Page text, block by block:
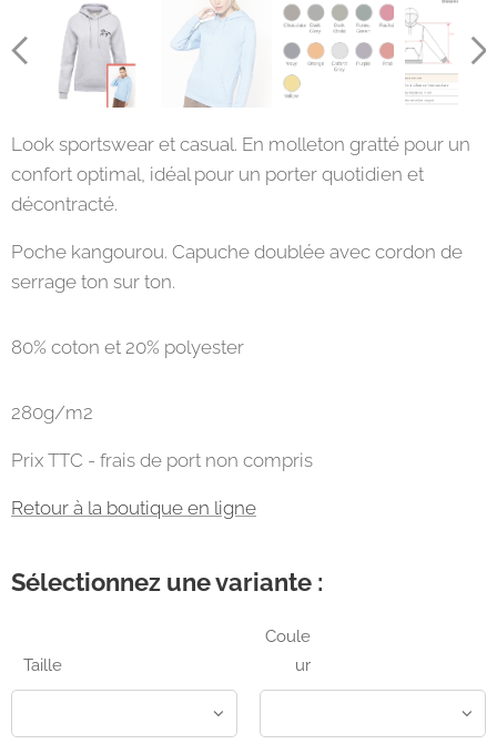
Look sportswear et casual. En molleton gratté pour un
confort optimal, idéal pour un porter quotidien et
décontracté.
Poche kangourou. Capuche doublée avec cordon de
serrage ton sur ton.
80% coton et 20% polyester
280g/m2
Prix TTC - frais de port non compris
Retour à la boutique en ligne
Sélectionnez une variante :
Taille
Coule
ur